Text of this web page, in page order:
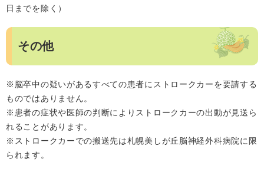
日までを除く）
その他
※脳卒中の疑いがあるすべての患者にストロークカーを要請する
ものではありません。
※患者の症状や医師の判断によりストロークカーの出動が見送ら
れることがあります。
※ストロークカーでの搬送先は札幌美しが丘脳神経外科病院に限
られます。